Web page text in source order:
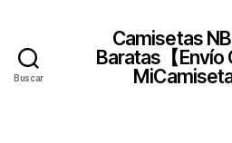
Buscar
Camisetas
Baratas【Envío